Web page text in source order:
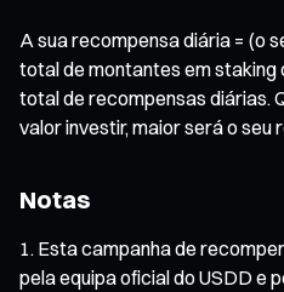
A sua recompensa diária = (o
total de montantes em
total de recompensas diárias.
valor investir, maior será o seu
Notas
Esta campanha de
pela equipa oficial do USDD e